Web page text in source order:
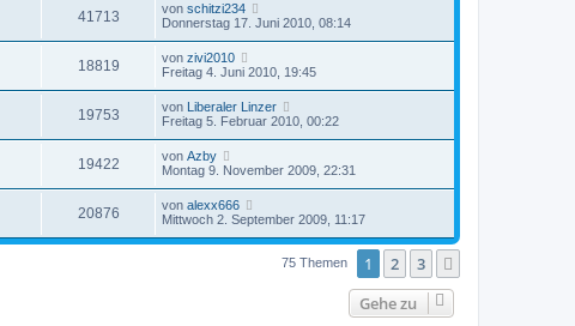
41713 von schitzi234
Donnerstag 17. Juni 2010, 08:14
18819 von zivi2010
Freitag 4. Juni 2010, 19:45
19753 von Liberaler Linzer
Freitag 5. Februar 2010, 00:22
19422 von Azby
Montag 9. November 2009, 22:31
20876 von alexx666
Mittwoch 2. September 2009, 11:17
75 Themen 1 2 3
Gehe zu